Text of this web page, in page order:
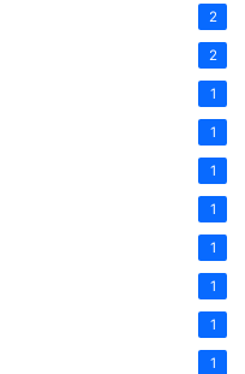
2
2
1
1
1
1
1
1
1
1